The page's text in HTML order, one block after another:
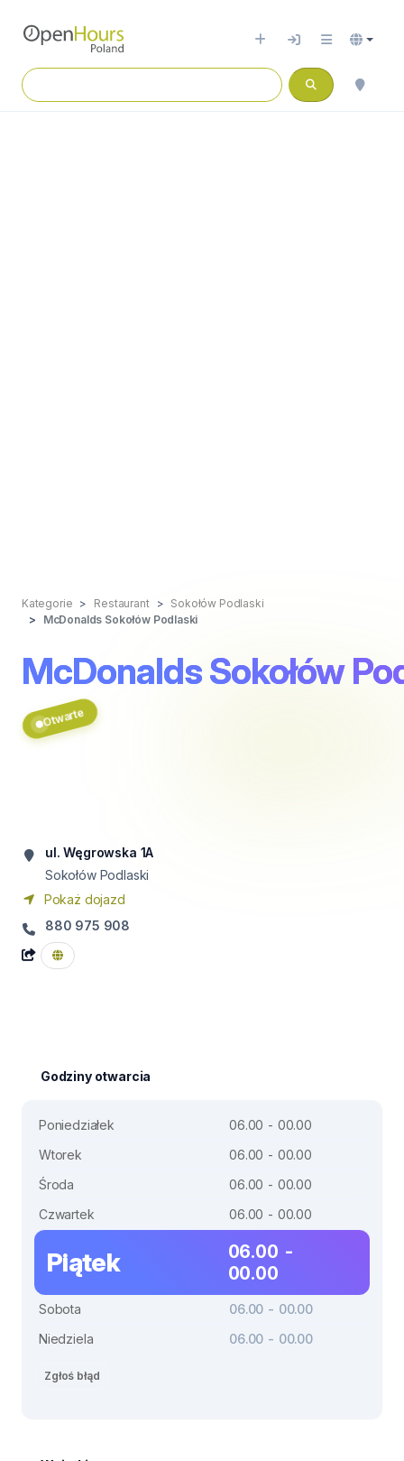
Kategorie Restaurant
Sokołów Podlaski
McDonalds Sokołów Podlaski
McDonalds Sokołów
Otwarte
ul. Węgrowska 1A
Sokołów Podlaski
Pokaż dojazd
880 975 908
Godziny otwarcia
Poniedziałek
06.00 - 00.00
Wtorek
06.00 - 00.00
Środa
06.00 - 00.00
Czwartek
06.00 - 00.00
Piątek
06.00 -
00.00
Sobota
06.00 - 00.00
Niedziela
06.00 - 00.00
Zgłoś błąd